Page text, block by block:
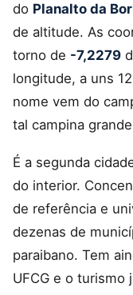
do Planalto da
de altitude. As
torno de -7,2279
longitude, a uns
nome vem do
tal campina
É a segunda
do interior.
de referência e
dezenas de
paraibano. Tem
UFCG e o turismo